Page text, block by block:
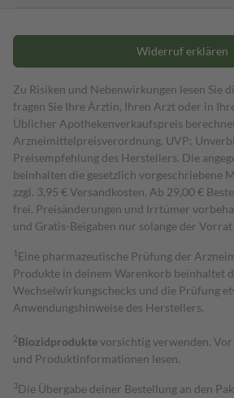
Widerruf erklären
Zu Risiken und Nebenwirkungen lesen Sie
fragen Sie Ihre Ärztin, Ihren Arzt oder in
Üblicher Apothekenverkaufspreis
Arzneimittelpreisverordnung. UVP:
Preisempfehlung des Herstellers. Die
beinhalten die gesetzlich vorgeschriebene
zzgl. 3,95 € Versandkosten. Ab 29,00 €
frei. Preisänderungen und Irrtümer
und Gratis-Beigaben nur solange der
1 Eine pharmazeutische Prüfung der
Produkte in deinem Warenkorb beinhaltet
Wechselwirkungschecks und die Prüfung
Anwendungshinweise des Herstellers.
2Biozidproduktevorsichtig verwenden.
und Produktinformationen lesen.
3Die Übergabe deiner Bestellung an den